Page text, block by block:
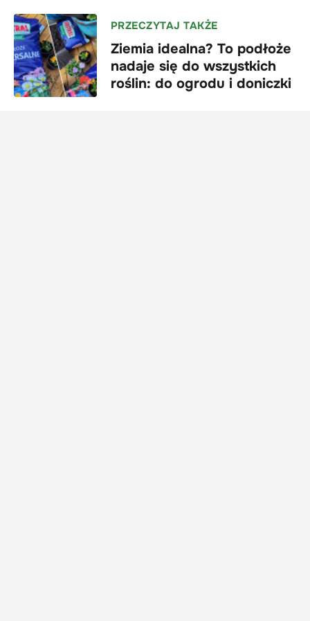
PRZECZYTAJ TAKŻE
Ziemia idealna? To podłoże
nadaje się do wszystkich
roślin: do ogrodu i doniczki